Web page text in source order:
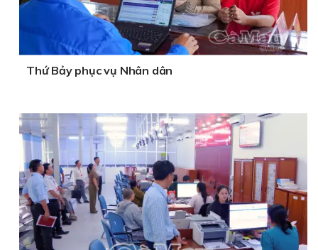
Thứ Bảy phục vụ Nhân dân